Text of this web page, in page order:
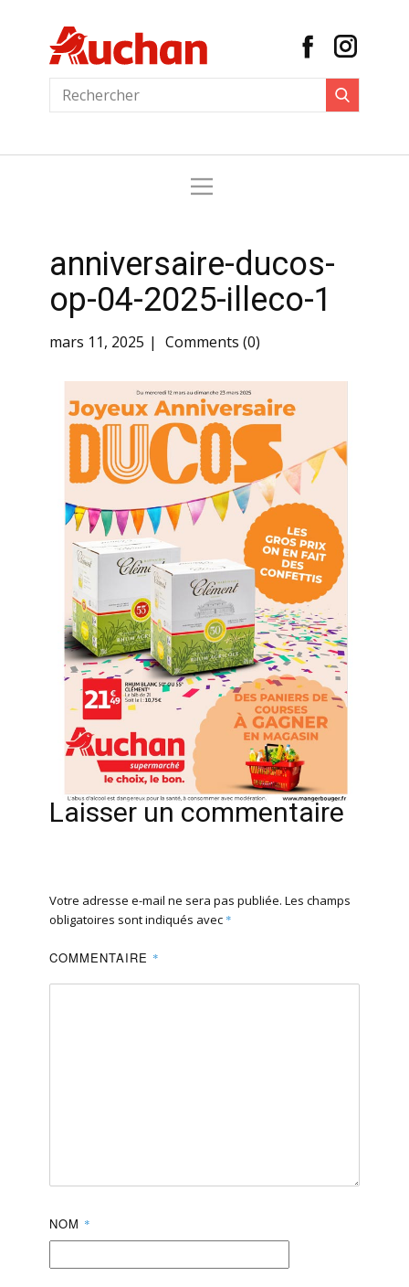
anniversaire-ducos-
op-04-2025-illeco-1
mars 11, 2025 Comments (0)
Laisser un commentaire
Votre adresse e-mail ne sera pas publiée. Les champs
obligatoires sont indiqués avec *
COMMENTAIRE *
NOM *